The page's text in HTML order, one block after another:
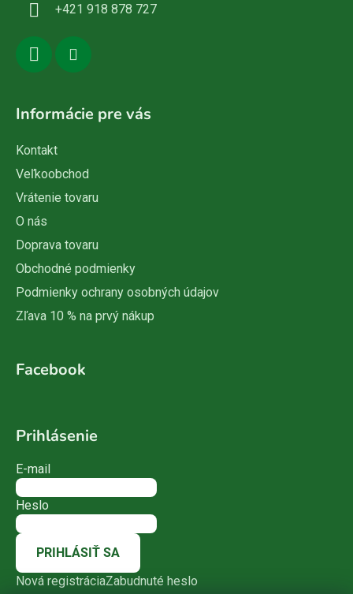
+421 918 878 727
Informácie pre vás
Kontakt
Veľkoobchod
Vrátenie tovaru
O nás
Doprava tovaru
Obchodné podmienky
Podmienky ochrany osobných údajov
Zľava 10 % na prvý nákup
Facebook
Prihlásenie
E-mail
Heslo
PRIHLÁSIŤ SA
Nová registráciaZabudnuté heslo